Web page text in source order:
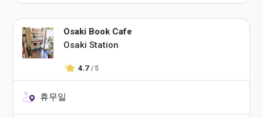
Osaki Book Cafe
Osaki Station
4.7 / 5
휴무일